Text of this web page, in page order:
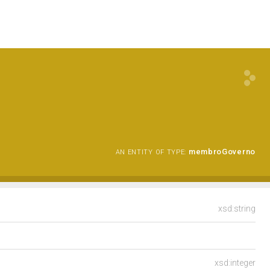
AN ENTITY OF TYPE: membroGoverno
xsd:string
xsd:integer